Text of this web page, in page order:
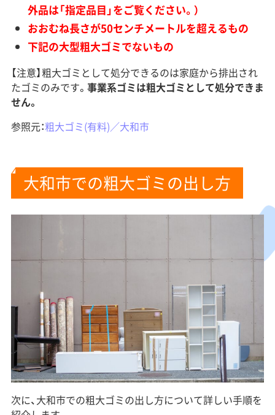
外品は「指定品目」をご覧ください。）
おおむね長さが50センチメートルを超えるもの
下記の大型粗大ゴミでないもの
【注意】粗大ゴミとして処分できるのは家庭から排出され
たゴミのみです。 事業系ゴミは粗大ゴミとして処分できま
せん。
参照元：粗大ゴミ(有料)／大和市
大和市での粗大ゴミの出し方
次に、大和市での粗大ゴミの出し方について詳しい手順を